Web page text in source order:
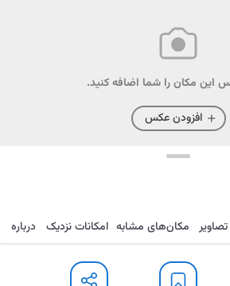
این مکان را شما اضافه کنید.
افزودن عکس
ذخیره ارسال تصاویر مکان‌های مشابه امکانات نزدیک درباره